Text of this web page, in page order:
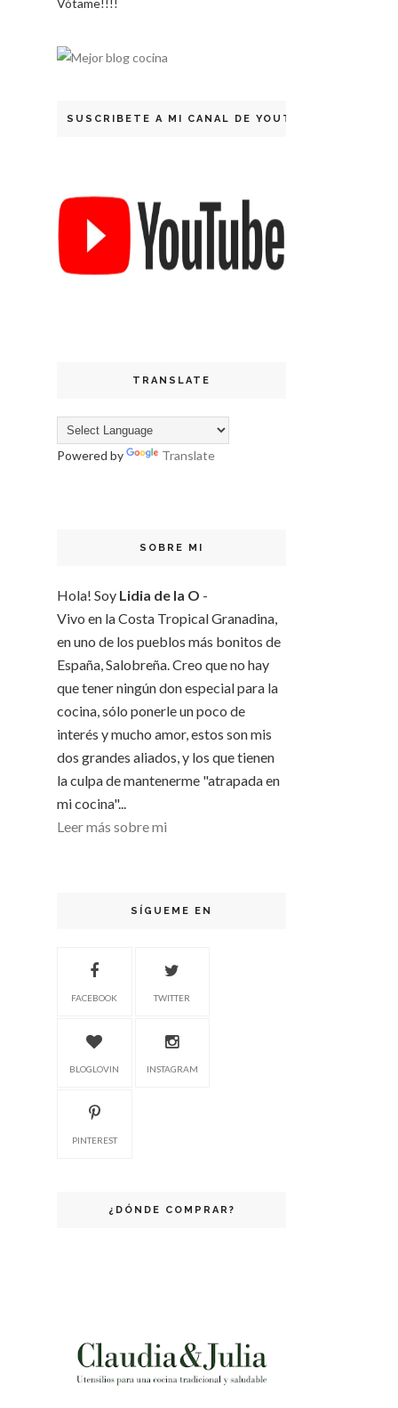
Vótame!!!!
SUSCRIBETE A MI CANAL DE YOUTUBE
TRANSLATE
Powered by Translate
SOBRE MI
Hola! Soy Lidia de la O -
Vivo en la Costa Tropical Granadina,
en uno de los pueblos más bonitos de
España, Salobreña. Creo que no hay
que tener ningún don especial para la
cocina, sólo ponerle un poco de
interés y mucho amor, estos son mis
dos grandes aliados, y los que tienen
la culpa de mantenerme "atrapada en
mi cocina"...
Leer más sobre mi
SÍGUEME EN
FACEBOOK TWITTER
BLOGLOVIN INSTAGRAM
PINTEREST
¿DÓNDE COMPRAR?